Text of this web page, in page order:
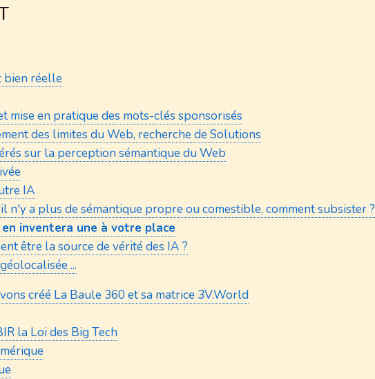
bien réelle
mise en pratique des mots-clés sponsorisés
des limites du Web, recherche de Solutions
sur la perception sémantique du Web
IA
n'y a plus de sémantique propre ou comestible, comment subsister ?
en inventera une à votre place
être la source de vérité des IA ?
...
créé La Baule 360 et sa matrice 3V.World
la Loi des Big Tech